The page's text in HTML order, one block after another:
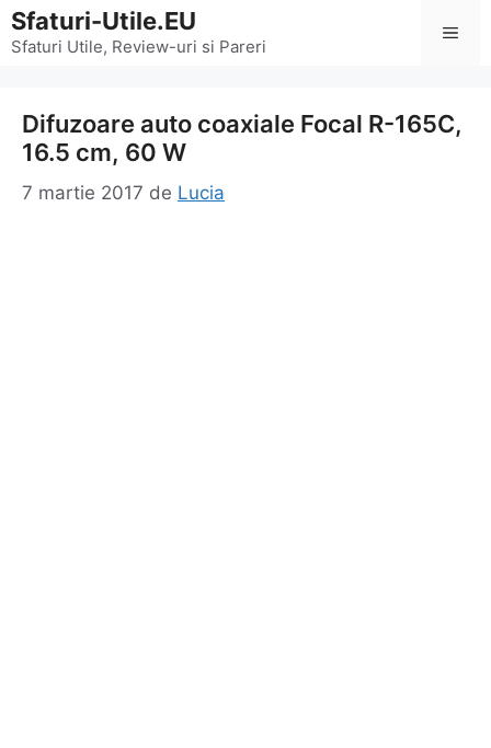
Sari
la
Sfaturi-Utile.EU
Sfaturi Utile, Review-uri si Pareri
Difuzoare auto coaxiale Focal R-165C,
16.5 cm, 60 W
7 martie 2017 de Lucia